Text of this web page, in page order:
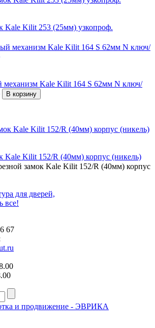
Kale Kilit 253 (25мм) узкопроф.
Kale Kilit 164 S 62мм N ключ/
В корзину
Kale Kilit 152/R (40мм) корпус (никель)
замок Kale Kilit 152/R (40мм) корпус
для дверей,
все!
67
и продвижение - ЭВРИКА